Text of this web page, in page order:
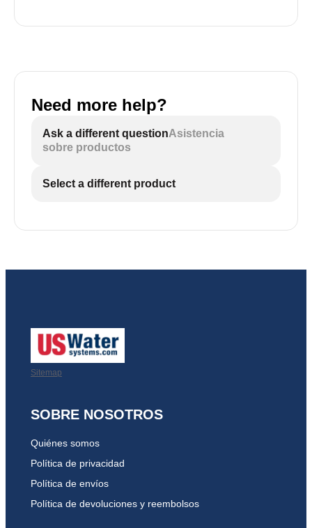
Need more help?
Ask a different questionAsistencia
sobre productos
Select a different product
Sitemap
SOBRE NOSOTROS
Quiénes somos
Política de privacidad
Política de envíos
Política de devoluciones y reembolsos